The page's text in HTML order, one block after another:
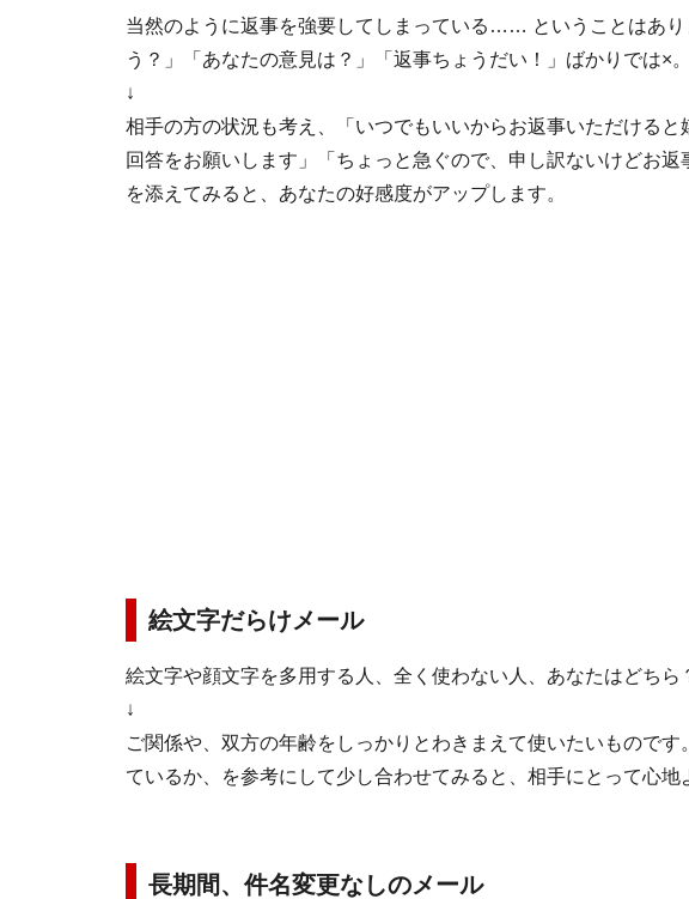
当然のように返事を強要してしまっている…… ということはあ
う？」「あなたの意見は？」「返事ちょうだい！」ばかりでは×。
↓
相手の方の状況も考え、「いつでもいいからお返事いただける
回答をお願いします」「ちょっと急ぐので、申し訳ないけどお
を添えてみると、あなたの好感度がアップします。
絵文字だらけメール
絵文字や顔文字を多用する人、全く使わない人、あなたはどちら
↓
ご関係や、双方の年齢をしっかりとわきまえて使いたいもので
ているか、を参考にして少し合わせてみると、相手にとって心地
長期間、件名変更なしのメール